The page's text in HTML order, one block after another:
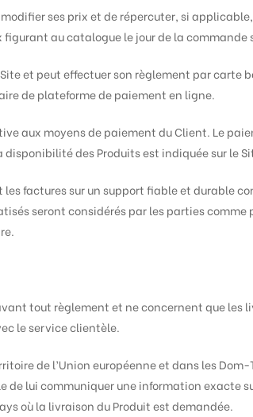
ses prix et de répercuter, si
figurant au catalogue le jour de la
et peut effectuer son règlement par
de plateforme de paiement en ligne.
aux moyens de paiement du Client. Le
des Produits est indiquée sur le
factures sur un support fiable et durable
seront considérés par les parties
tout règlement et ne concernent que
le service clientèle.
de l’Union européenne et dans les
de lui communiquer une information
où la livraison du Produit est demandée.